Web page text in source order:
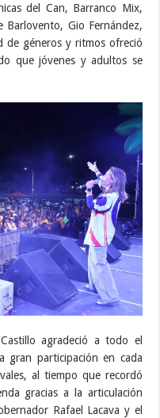
del Can, Barranco Mix,
Barlovento, Gio Fernández,
de géneros y ritmos ofreció
que jóvenes y adultos se
agradeció a todo el
gran participación en cada
al tiempo que recordó
gracias a la articulación
Rafael Lacava y el